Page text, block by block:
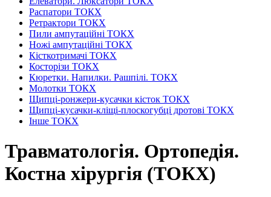
Распатори ТОКХ
Ретрактори ТОКХ
Пили ампутаційні ТОКХ
Ножі ампутаційні ТОКХ
Кісткотримачі ТОКХ
Косторізи ТОКХ
Кюретки. Напилки. Рашпілі. ТОКХ
Молотки ТОКХ
Щипці-ронжери-кусачки кісток ТОКХ
Щипці-кусачки-кліщі-плоскогубці дротові ТОКХ
Інше ТОКХ
Травматологія. Ортопедія.
Костна хірургія (ТОКХ)